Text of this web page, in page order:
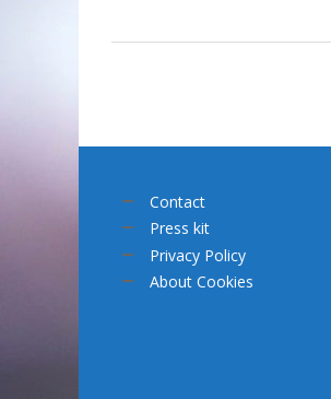
Contact
Press kit
Privacy Policy
About Cookies